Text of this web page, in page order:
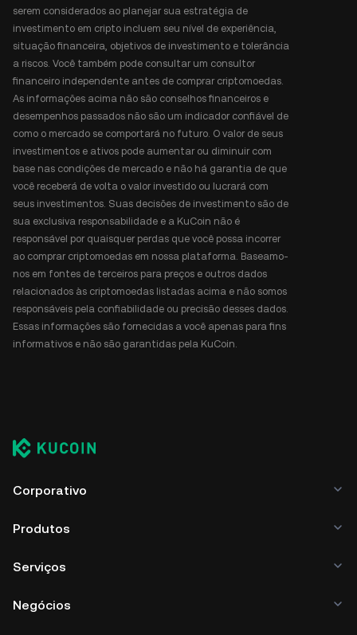
serem considerados ao planejar sua estratégia de
investimento em cripto incluem seu nível de experiência,
situação financeira, objetivos de investimento e tolerância
a riscos. Você também pode consultar um consultor
financeiro independente antes de comprar criptomoedas.
As informações acima não são conselhos financeiros e
desempenhos passados não são um indicador confiável de
como o mercado se comportará no futuro. O valor de seus
investimentos e ativos pode aumentar ou diminuir com
base nas condições de mercado e não há garantia de que
você receberá de volta o valor investido ou lucrará com
seus investimentos. Suas decisões de investimento são de
sua exclusiva responsabilidade e a KuCoin não é
responsável por quaisquer perdas que você possa incorrer
ao comprar criptomoedas em nossa plataforma. Baseamo-
nos em fontes de terceiros para preços e outros dados
relacionados às criptomoedas listadas acima e não somos
responsáveis pela confiabilidade ou precisão desses dados.
Essas informações são fornecidas a você apenas para fins
informativos e não são garantidas pela KuCoin.
Corporativo
Produtos
Serviços
Negócios